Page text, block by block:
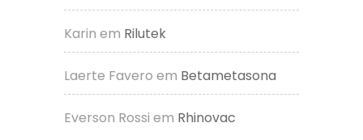
Karin em Rilutek
Laerte Favero em Betametasona
Everson Rossi em Rhinovac